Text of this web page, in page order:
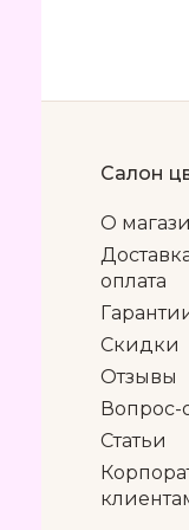
Салон
О
оплата
Скидки
Отзывы
Вопрос-
Статьи